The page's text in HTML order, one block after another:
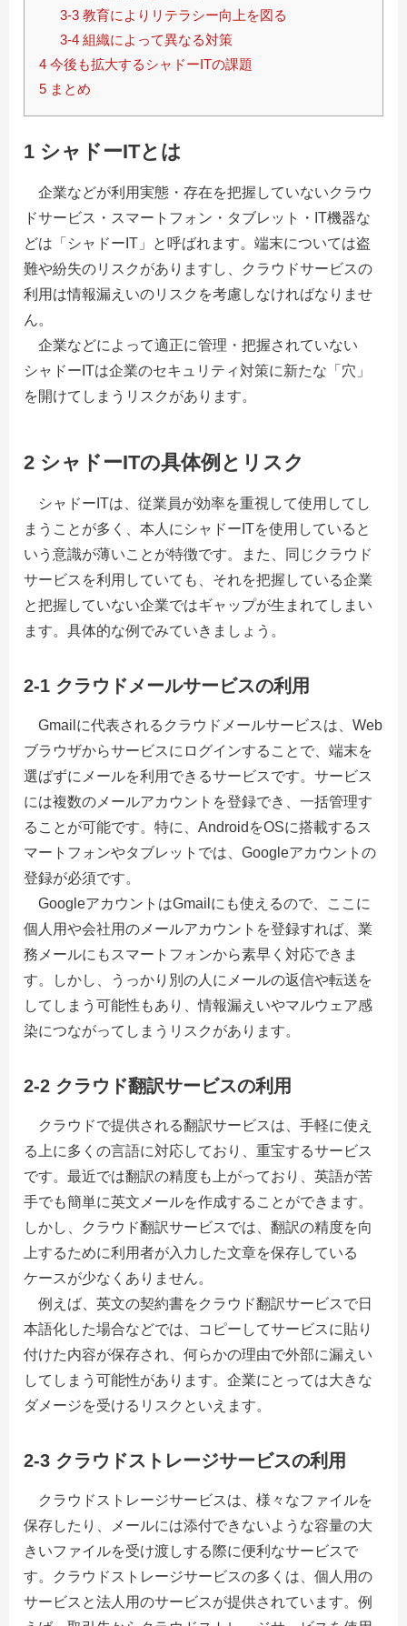
3-3 教育によりリテラシー向上を図る
3-4 組織によって異なる対策
4 今後も拡大するシャドーITの課題
5 まとめ
1 シャドーITとは
企業などが利用実態・存在を把握していないクラウ
ドサービス・スマートフォン・タブレット・IT機器な
どは「シャドーIT」と呼ばれます。端末については盗
難や紛失のリスクがありますし、クラウドサービスの
利用は情報漏えいのリスクを考慮しなければなりませ
ん。
企業などによって適正に管理・把握されていない
シャドーITは企業のセキュリティ対策に新たな「穴」
を開けてしまうリスクがあります。
2 シャドーITの具体例とリスク
シャドーITは、従業員が効率を重視して使用してし
まうことが多く、本人にシャドーITを使用していると
いう意識が薄いことが特徴です。また、同じクラウド
サービスを利用していても、それを把握している企業
と把握していない企業ではギャップが生まれてしまい
ます。具体的な例でみていきましょう。
2-1 クラウドメールサービスの利用
Gmailに代表されるクラウドメールサービスは、Web
ブラウザからサービスにログインすることで、端末を
選ばずにメールを利用できるサービスです。サービス
には複数のメールアカウントを登録でき、一括管理す
ることが可能です。特に、AndroidをOSに搭載するス
マートフォンやタブレットでは、Googleアカウントの
登録が必須です。
GoogleアカウントはGmailにも使えるので、ここに
個人用や会社用のメールアカウントを登録すれば、業
務メールにもスマートフォンから素早く対応できま
す。しかし、うっかり別の人にメールの返信や転送を
してしまう可能性もあり、情報漏えいやマルウェア感
染につながってしまうリスクがあります。
2-2 クラウド翻訳サービスの利用
クラウドで提供される翻訳サービスは、手軽に使え
る上に多くの言語に対応しており、重宝するサービス
です。最近では翻訳の精度も上がっており、英語が苦
手でも簡単に英文メールを作成することができます。
しかし、クラウド翻訳サービスでは、翻訳の精度を向
上するために利用者が入力した文章を保存している
ケースが少なくありません。
例えば、英文の契約書をクラウド翻訳サービスで日
本語化した場合などでは、コピーしてサービスに貼り
付けた内容が保存され、何らかの理由で外部に漏えい
してしまう可能性があります。企業にとっては大きな
ダメージを受けるリスクといえます。
2-3 クラウドストレージサービスの利用
クラウドストレージサービスは、様々なファイルを
保存したり、メールには添付できないような容量の大
きいファイルを受け渡しする際に便利なサービスで
す。クラウドストレージサービスの多くは、個人用の
サービスと法人用のサービスが提供されています。例